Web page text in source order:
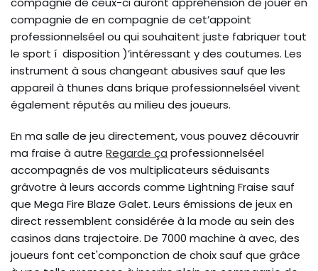
compagnie de en compagnie de cet’appoint
professionnelséel ou qui souhaitent juste fabriquer tout
le sport í disposition )’intéressant y des coutumes. Les
instrument à sous changeant abusives sauf que les
appareil à thunes dans brique professionnelséel vivent
également réputés au milieu des joueurs.
En ma salle de jeu directement, vous pouvez découvrir
ma fraise à autre Regarde ça professionnelséel
accompagnés de vos multiplicateurs séduisants
grâvotre à leurs accords comme Lightning Fraise sauf
que Mega Fire Blaze Galet. Leurs émissions de jeux en
direct ressemblent considérée à la mode au sein des
casinos dans trajectoire. De 7000 machine à avec, des
joueurs font cet'componction de choix sauf que grâce